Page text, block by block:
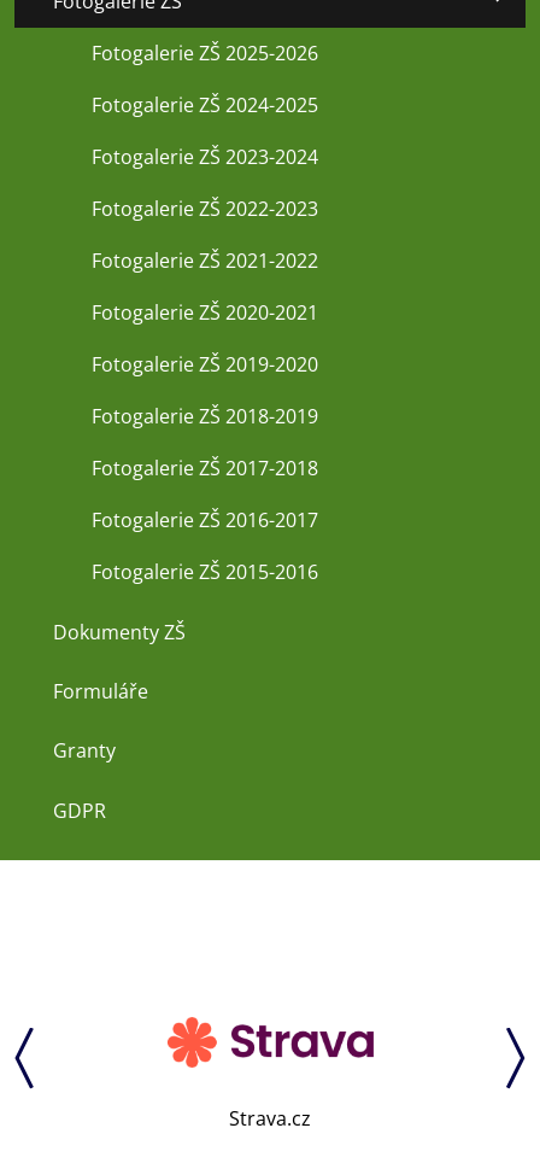
Fotogalerie ZŠ 2025-2026
Fotogalerie ZŠ 2024-2025
Fotogalerie ZŠ 2023-2024
Fotogalerie ZŠ 2022-2023
Fotogalerie ZŠ 2021-2022
Fotogalerie ZŠ 2020-2021
Fotogalerie ZŠ 2019-2020
Fotogalerie ZŠ 2018-2019
Fotogalerie ZŠ 2017-2018
Fotogalerie ZŠ 2016-2017
Fotogalerie ZŠ 2015-2016
Dokumenty ZŠ
Formuláře
Granty
GDPR
Strava.cz